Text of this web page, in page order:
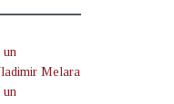
un
Melara
un